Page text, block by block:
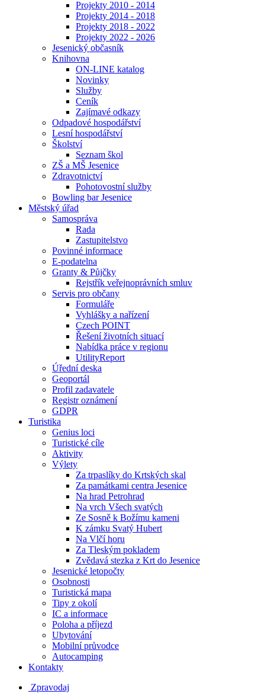
Projekty 2010 - 2014
Projekty 2014 - 2018
Projekty 2018 - 2022
Projekty 2022 - 2026
Jesenický občasník
Knihovna
ON-LINE katalog
Novinky
Služby
Ceník
Zajímavé odkazy
Odpadové hospodářství
Lesní hospodářství
Školství
Seznam škol
ZŠ a MŠ Jesenice
Zdravotnictví
Pohotovostní služby
Bowling bar Jesenice
Městský úřad
Samospráva
Rada
Zastupitelstvo
Povinné informace
E-podatelna
Granty & Půjčky
Rejstřík veřejnoprávních smluv
Servis pro občany
Formuláře
Vyhlášky a nařízení
Czech POINT
Řešení životních situací
Nabídka práce v regionu
UtilityReport
Úřední deska
Geoportál
Profil zadavatele
Registr oznámení
GDPR
Turistika
Genius loci
Turistické cíle
Aktivity
Výlety
Za trpaslíky do Krtských skal
Za památkami centra Jesenice
Na hrad Petrohrad
Na vrch Všech svatých
Ze Sosně k Božímu kameni
K zámku Svatý Hubert
Na Vlčí horu
Za Tleským pokladem
Zvědavá stezka z Krt do Jesenice
Jesenické letopočty
Osobnosti
Turistická mapa
Tipy z okolí
IC a informace
Poloha a příjezd
Ubytování
Mobilní průvodce
Autocamping
Kontakty
Zpravodaj